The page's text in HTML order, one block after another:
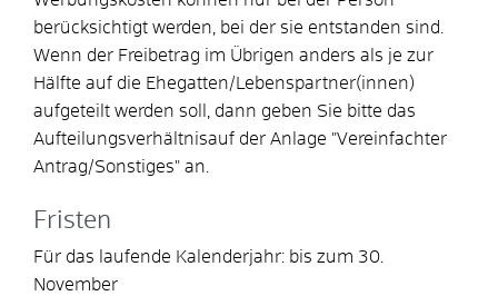
berücksichtigt werden, bei der sie entstanden sind.
Wenn der Freibetrag im Übrigen anders als je zur
Hälfte auf die Ehegatten/Lebenspartner(innen)
aufgeteilt werden soll, dann geben Sie bitte das
Aufteilungsverhältnisauf der Anlage "Vereinfachter
Antrag/Sonstiges" an.
Fristen
Für das laufende Kalenderjahr: bis zum 30.
November